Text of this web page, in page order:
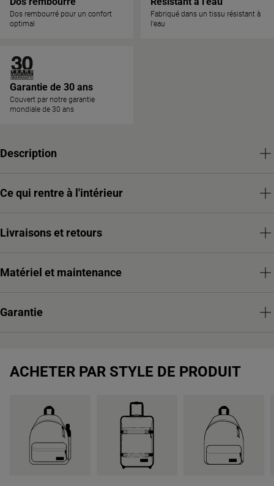
Dos rembourré pour un confort
optimal
Fabriqué dans un tissu résistant à
l'eau
Garantie de 30 ans
Couvert par notre garantie
mondiale de 30 ans
Description
Ce qui rentre à l'intérieur
Livraisons et retours
Matériel et maintenance
Garantie
ACHETER PAR STYLE DE PRODUIT